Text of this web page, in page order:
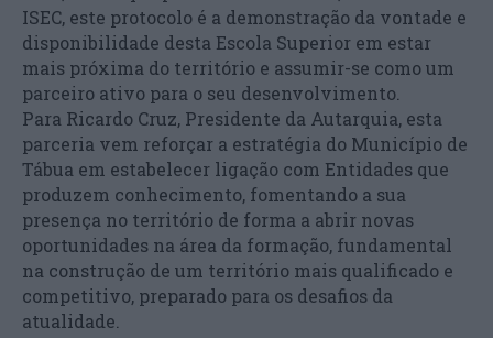
ISEC, este protocolo é a demonstração da vontade e
disponibilidade desta Escola Superior em estar
mais próxima do território e assumir-se como um
parceiro ativo para o seu desenvolvimento.
Para Ricardo Cruz, Presidente da Autarquia, esta
parceria vem reforçar a estratégia do Município de
Tábua em estabelecer ligação com Entidades que
produzem conhecimento, fomentando a sua
presença no território de forma a abrir novas
oportunidades na área da formação, fundamental
na construção de um território mais qualificado e
competitivo, preparado para os desafios da
atualidade.